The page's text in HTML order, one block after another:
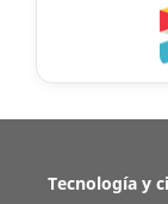
Tecnología y